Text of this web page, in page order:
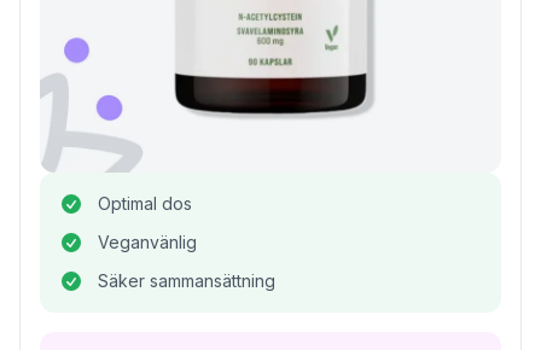
Optimal dos
Veganvänlig
Säker sammansättning